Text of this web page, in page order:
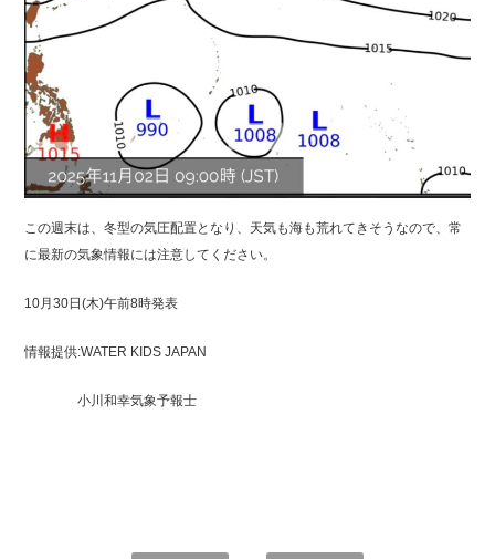
この週末は、冬型の気圧配置となり、天気も海も荒れてきそうなので、常
に最新の気象情報には注意してください。
10月30日(木)午前8時発表
情報提供:WATER KIDS JAPAN
小川和幸気象予報士